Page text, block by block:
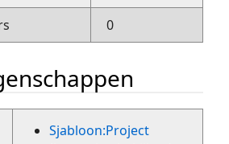
0
Sjabloon:Project